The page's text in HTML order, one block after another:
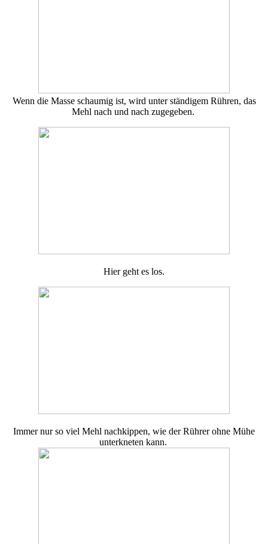
Wenn die Masse schaumig ist, wird unter ständigem Rühren, das
Mehl nach und nach zugegeben.
Hier geht es los.
Immer nur so viel Mehl nachkippen, wie der Rührer ohne Mühe
unterkneten kann.